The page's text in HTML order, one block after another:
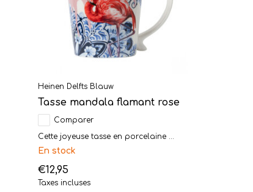
Heinen Delfts Blauw
Tasse mandala flamant rose
Comparer
Cette joyeuse tasse en porcelaine ...
En stock
€12,95
Taxes incluses